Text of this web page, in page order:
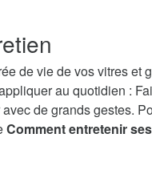
de vie de vos vitres et
au quotidien :
de grands gestes.
Comment entretenir